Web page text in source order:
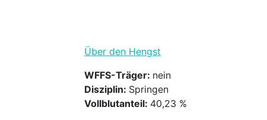
Über den Hengst
WFFS-Träger: nein
Disziplin: Springen
Vollblutanteil: 40,23 %